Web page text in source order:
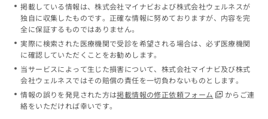
掲載している情報は、株式会社マイナビおよび株式会社ウェルネスが
独自に収集したものです。正確な情報に努めておりますが、内容を完
全に保証するものではありません。
実際に検索された医療機関で受診を希望される場合は、必ず医療機関
に確認していただくことをお勧めします。
当サービスによって生じた損害について、株式会社マイナビ及び株式
会社ウェルネスではその賠償の責任を一切負わないものとします。
情報の誤りを発見された方は掲載情報の修正依頼フォーム
からご連
絡をいただければ幸いです。